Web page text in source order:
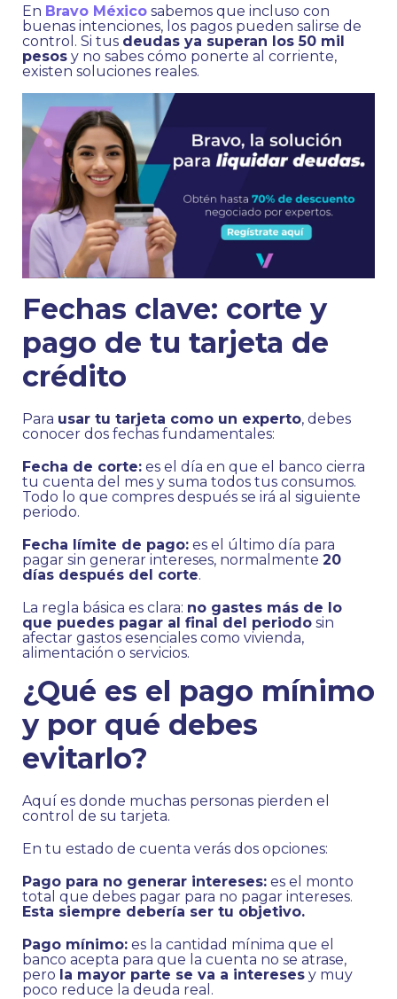
En Bravo México sabemos que incluso con
buenas intenciones, los pagos pueden salirse de
control. Si tus deudas ya superan los 50 mil
pesos y no sabes cómo ponerte al corriente,
existen soluciones reales.
Fechas clave: corte y
pago de tu tarjeta de
crédito
Para usar tu tarjeta como un experto, debes
conocer dos fechas fundamentales:
Fecha de corte: es el día en que el banco cierra
tu cuenta del mes y suma todos tus consumos.
Todo lo que compres después se irá al siguiente
periodo.
Fecha límite de pago: es el último día para
pagar sin generar intereses, normalmente 20
días después del corte.
La regla básica es clara: no gastes más de lo
que puedes pagar al final del periodo sin
afectar gastos esenciales como vivienda,
alimentación o servicios.
¿Qué es el pago mínimo
y por qué debes
evitarlo?
Aquí es donde muchas personas pierden el
control de su tarjeta.
En tu estado de cuenta verás dos opciones:
Pago para no generar intereses: es el monto
total que debes pagar para no pagar intereses.
Esta siempre debería ser tu objetivo.
Pago mínimo: es la cantidad mínima que el
banco acepta para que la cuenta no se atrase,
pero la mayor parte se va a intereses y muy
poco reduce la deuda real.